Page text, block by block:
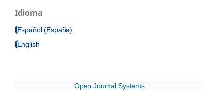
Idioma
Español (España)
English
Open Journal Systems